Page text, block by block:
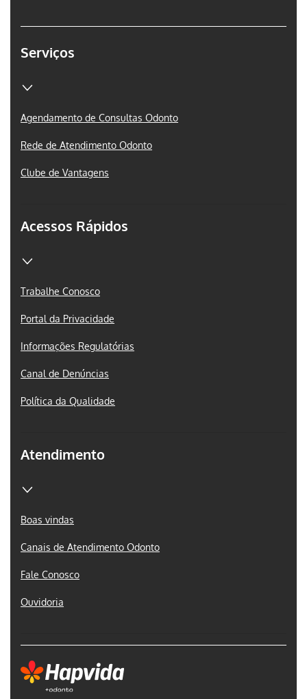
Serviços
Agendamento de Consultas Odonto
Rede de Atendimento Odonto
Clube de Vantagens
Acessos Rápidos
Trabalhe Conosco
Portal da Privacidade
Informações Regulatórias
Canal de Denúncias
Política da Qualidade
Atendimento
Boas vindas
Canais de Atendimento Odonto
Fale Conosco
Ouvidoria